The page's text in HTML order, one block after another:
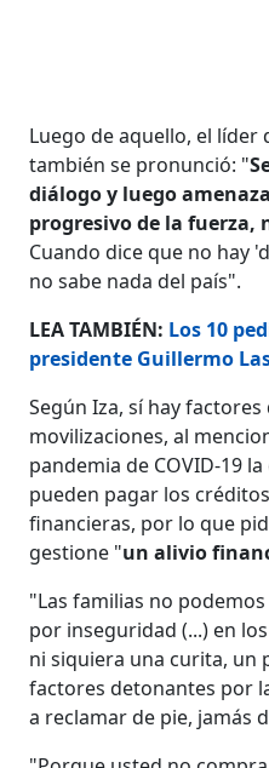
Luego de aquello, el líder
también se pronunció: "
diálogo y luego
progresivo de la fuerza,
Cuando dice que no hay
no sabe nada del país".
LEA TAMBIÉN: Los 10
presidente Guillermo
Según Iza, sí hay
movilizaciones, al
pandemia de COVID-19
pueden pagar los
financieras, por lo que
gestione "un alivio
"Las familias no
por inseguridad (...) en
ni siquiera una curita, un
factores detonantes por
a reclamar de pie, jamás